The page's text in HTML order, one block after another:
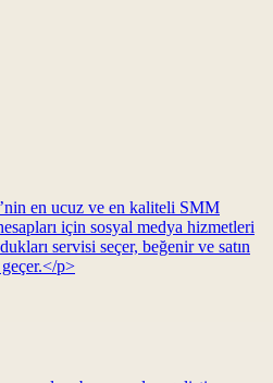
en ucuz ve en kaliteli SMM
için sosyal medya hizmetleri
servisi seçer, beğenir ve satın
p>